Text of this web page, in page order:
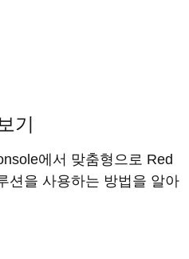
기
에서 맞춤형으로 Red
션을 사용하는 방법을 알아